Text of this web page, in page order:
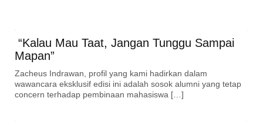
“Kalau Mau Taat, Jangan Tunggu Sampai
Mapan”
Zacheus Indrawan, profil yang kami hadirkan dalam
wawancara eksklusif edisi ini adalah sosok alumni yang tetap
concern terhadap pembinaan mahasiswa […]